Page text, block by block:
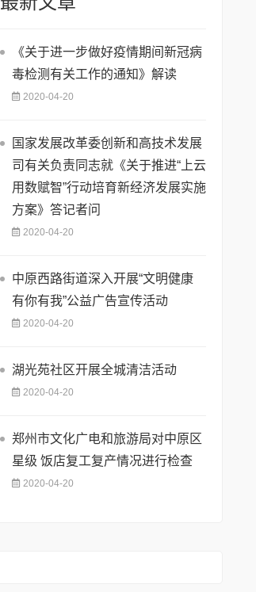
《关于进一步做好疫情期间新冠病
毒检测有关工作的通知》解读
2020-04-20
国家发展改革委创新和高技术发展
司有关负责同志就《关于推进“上云
用数赋智”行动培育新经济发展实施
方案》答记者问
2020-04-20
中原西路街道深入开展“文明健康
有你有我”公益广告宣传活动
2020-04-20
湖光苑社区开展全城清洁活动
2020-04-20
郑州市文化广电和旅游局对中原区
星级 饭店复工复产情况进行检查
2020-04-20